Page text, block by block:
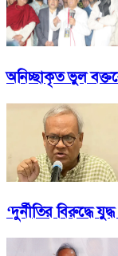
অনিচ্ছাকৃত ভুল
‘দুর্নীতির বিরুদ্ধে